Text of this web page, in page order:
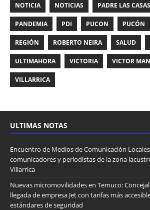
NOTICIA NOTICIAS PADRE LAS CASAS
PANDEMIA PDI PUCON PUCÓN
REGIÓN ROBERTO NEIRA SALUD
ULTIMAHORA VICTORIA VICTOR
VILLARRICA
ULTIMAS NOTAS
Encuentro de Medios de Comunicación
comunicadores y periodistas de la zona
Villarrica
Nuevas micromovilidades en Temuco:
llegada de empresa Jet con tarifas más
estándares de seguridad